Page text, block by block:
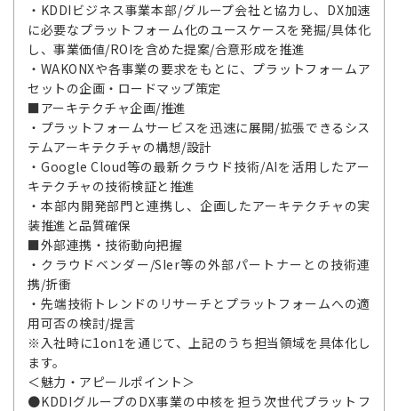
・KDDIビジネス事業本部/グループ会社と協力し、DX加速
に必要なプラットフォーム化のユースケースを発掘/具体化
し、事業価値/ROIを含めた提案/合意形成を推進
・WAKONXや各事業の要求をもとに、プラットフォームア
セットの企画・ロードマップ策定
■アーキテクチャ企画/推進
・プラットフォームサービスを迅速に展開/拡張できるシス
テムアーキテクチャの構想/設計
・Google Cloud等の最新クラウド技術/AIを活用したアー
キテクチャの技術検証と推進
・本部内開発部門と連携し、企画したアーキテクチャの実
装推進と品質確保
■外部連携・技術動向把握
・クラウドベンダー/SIer等の外部パートナーとの技術連
携/折衝
・先端技術トレンドのリサーチとプラットフォームへの適
用可否の検討/提言
※入社時に1on1を通じて、上記のうち担当領域を具体化し
ます。
＜魅力・アピールポイント＞
●KDDIグループのDX事業の中核を担う次世代プラットフ